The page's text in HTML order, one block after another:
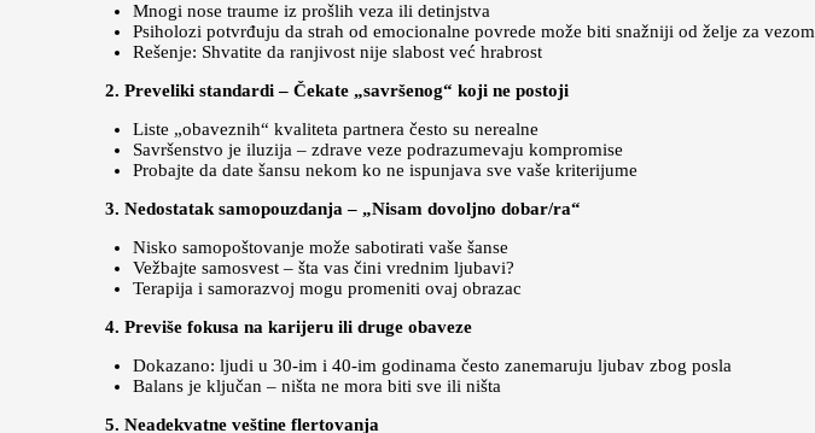
Mnogi nose traume iz prošlih veza ili detinjstva
Psiholozi potvrđuju da strah od emocionalne povrede može biti snažniji od želje za vezom
Rešenje: Shvatite da ranjivost nije slabost već hrabrost
2. Preveliki standardi – Čekate „savršenog“ koji ne postoji
Liste „obaveznih“ kvaliteta partnera često su nerealne
Savršenstvo je iluzija – zdrave veze podrazumevaju kompromise
Probajte da date šansu nekom ko ne ispunjava sve vaše kriterijume
3. Nedostatak samopouzdanja – „Nisam dovoljno dobar/ra“
Nisko samopoštovanje može sabotirati vaše šanse
Vežbajte samosvest – šta vas čini vrednim ljubavi?
Terapija i samorazvoj mogu promeniti ovaj obrazac
4. Previše fokusa na karijeru ili druge obaveze
Dokazano: ljudi u 30-im i 40-im godinama često zanemaruju ljubav zbog posla
Balans je ključan – ništa ne mora biti sve ili ništa
5. Neadekvatne veštine flertovanja